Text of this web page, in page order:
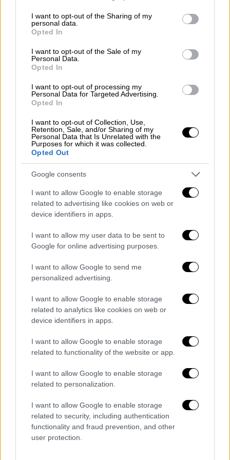
not limited to your visit or usage behaviour. You may click to
grant or deny consent to Google and its third-party tags to
use your data for below specified purposes in below Google
consent section.
I want to opt-out of the Sharing of my
personal data.
Opted In
I want to opt-out of the Sale of my
Personal Data.
Opted In
I want to opt-out of processing my
Personal Data for Targeted Advertising.
Opted In
I want to opt-out of Collection, Use,
Retention, Sale, and/or Sharing of my
Personal Data that Is Unrelated with the
Purposes for which it was collected.
Opted Out
Google consents
I want to allow Google to enable storage
related to advertising like cookies on web or
device identifiers in apps.
I want to allow my user data to be sent to
Google for online advertising purposes.
I want to allow Google to send me
personalized advertising.
I want to allow Google to enable storage
related to analytics like cookies on web or
device identifiers in apps.
I want to allow Google to enable storage
related to functionality of the website or app.
I want to allow Google to enable storage
related to personalization.
I want to allow Google to enable storage
related to security, including authentication
functionality and fraud prevention, and other
user protection.
είσοδος στο… δημοπρατήριο και ο Δίδιος
Ιουλιανός υποχρεώθηκε (για να μην γυρίσει
σπίτι με άδεια χέρια…) να κάνει τη δική του
Καθώς η δημοπρασία συνεχιζόταν, οι
στρατιώτες ενημέρωναν τους δύο
πλειοδότες (μέσα και έξω από τον
στρατώνα) για τις προσφορές του άλλου.
Στο τέλος ο Σουλπικιανός πρόσφερε 20.000
σεστέρτια για κάθε στρατιώτη και ο
Ιουλιανός έβαλε ακόμα πέντε χιλιάδες:
25.000 και η συμφωνία έκλεισε! Οι φρουροί
άνοιξαν τις πύλες και έχρισαν τον Ιουλιανό,
Αυτοκράτορα· η γυναίκα και η κόρη του
έλαβαν επίσης τον τίτλο της «Αυγούστας».
Λεφτά υπάρχουν είχε πει ο Δίδιος Ιουλιανός
και το απέδειξε... Δεν το χάρηκε όμως για
πολύ: τρεις μήνες μετά την εξαιρετική αγορά
του, ο Δίδιος Ιουλιανός δολοφονήθηκε στο
τον ιστορικό Δίωνα Κάσσιο, που ζούσε στη
Ρώμη την εποχή εκείνη, τα τελευταία λόγια
του Ιουλιανού ήταν: «Μα, τι κακό έκανα,
ποιόν σκότωσα;». Τον φουκαρά…
ΔΙΑΒΑΣΤΕ ΕΠΙΣΗΣ
Ξεσπάει ο Πόλεμος της Κριμαίας: και
πάλι η Ουκρανία στο επίκεντρο - Η
Ρωσία μετράει τις δυνάμεις της
απέναντι στη Μεγάλη Βρετανία